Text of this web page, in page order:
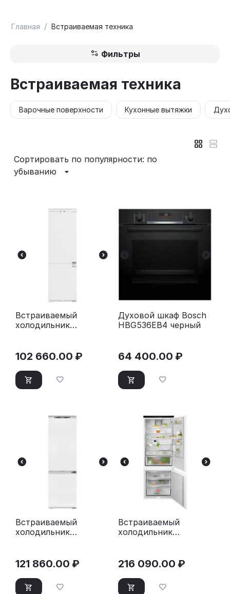
Главная / Встраиваемая техника
Фильтры
Встраиваемая техника
Варочные поверхности Кухонные вытяжки
Сортировать по популярности: по
убыванию
Встраиваемый
холодильник
102 660.00 ₽
Духовой шкаф Bosch
HBG536EB4 черный
64 400.00 ₽
Встраиваемый
холодильник
121 860.00 ₽
Встраиваемый
холодильник
216 090.00 ₽